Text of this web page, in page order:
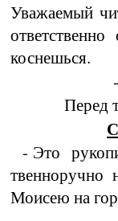
Уважаемый
коснешься.
Перед
- Это
Моисею на